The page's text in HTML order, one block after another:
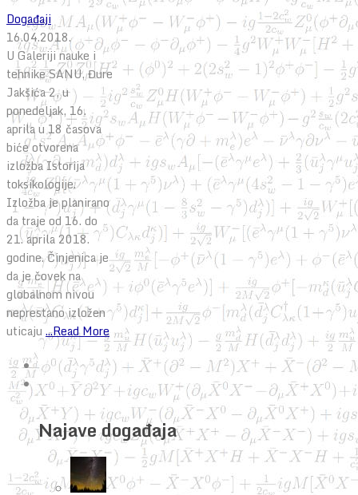
Događaji
16.04.2018.
U Galeriji nauke i
tehnike SANU, Đure
Jakšića 2, u
ponedeljak, 16.
aprila u 18 časova
biće otvorena
izložba Istorija
toksikologije.
Izložba je planirano
da traje od 16. do
21. aprila 2018.
godine. Činjenica je
da je čovek na
globalnom nivou
neprestano izložen
uticaju ...Read More
Najave događaja